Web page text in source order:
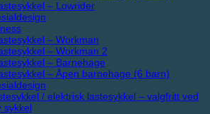
– Lowrider
– Workman
– Workman 2
– Barnehage
– Åpen barnehage (6 barn)
/ elektrisk lastesykkel – valgfritt ved
sykkel